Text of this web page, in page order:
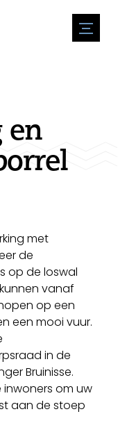
menu
en
met
de
op de loswal
vanaf
op een
een mooi vuur.
in de
Bruinisse.
om uw
aan de stoep